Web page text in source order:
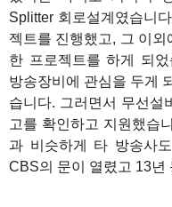
Splitter 회로설계였습니
젝트를 진행했고, 그 이
한 프로젝트를 하게 되
방송장비에 관심을 두게
습니다. 그러면서 무선설
고를 확인하고 지원했습
과 비슷하게 타 방송사
CBS의 문이 열렸고 13년